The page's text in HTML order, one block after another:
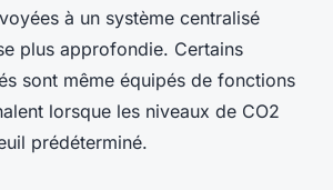
à un système centralisé
plus approfondie. Certains
sont même équipés de fonctions
lorsque les niveaux de CO2
prédéterminé.